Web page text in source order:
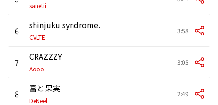
sanetii
6 shinjuku syndrome.
CVLTE
3:58
7 CRAZZZY
Aooo
3:05
8 富と果実
DeNeel
2:49